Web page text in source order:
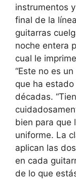
instrumentos
final de la
guitarras
noche entera
cual le
“Este no es
que ha
décadas.
bien para que
uniforme. La
aplican las
en cada
de lo que